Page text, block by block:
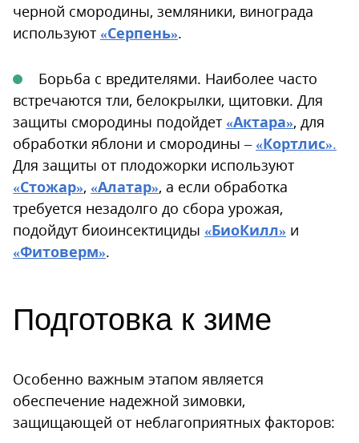
черной смородины, земляники, винограда
используют «Серпень».
Борьба с вредителями. Наиболее часто
встречаются тли, белокрылки, щитовки. Для
защиты смородины подойдет «Актара», для
обработки яблони и смородины – «Кортлис».
Для защиты от плодожорки используют
«Стожар», «Алатар», а если обработка
требуется незадолго до сбора урожая,
подойдут биоинсектициды «БиоКилл» и
«Фитоверм».
Подготовка к зиме
Особенно важным этапом является
обеспечение надежной зимовки,
защищающей от неблагоприятных факторов: